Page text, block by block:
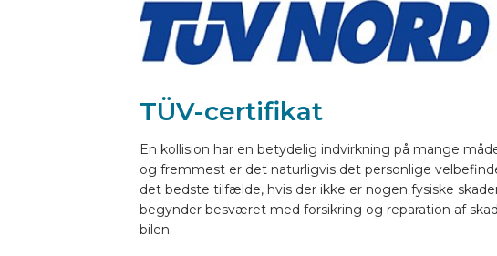
TÜV-certifikat
En kollision har en betydelig indvirkning på mange
og fremmest er det naturligvis det personlige
det bedste tilfælde, hvis der ikke er nogen fysiske
begynder besværet med forsikring og reparation af
bilen.